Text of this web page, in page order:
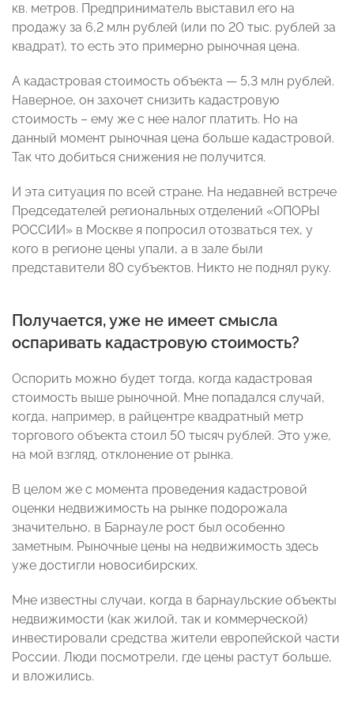
кв. метров. Предприниматель выставил его на
продажу за 6,2 млн рублей (или по 20 тыс. рублей за
квадрат), то есть это примерно рыночная цена.
А кадастровая стоимость объекта — 5,3 млн рублей.
Наверное, он захочет снизить кадастровую
стоимость – ему же с нее налог платить. Но на
данный момент рыночная цена больше кадастровой.
Так что добиться снижения не получится.
И эта ситуация по всей стране. На недавней встрече
Председателей региональных отделений «ОПОРЫ
РОССИИ» в Москве я попросил отозваться тех, у
кого в регионе цены упали, а в зале были
представители 80 субъектов. Никто не поднял руку.
Получается, уже не имеет смысла
оспаривать кадастровую стоимость?
Оспорить можно будет тогда, когда кадастровая
стоимость выше рыночной. Мне попадался случай,
когда, например, в райцентре квадратный метр
торгового объекта стоил 50 тысяч рублей. Это уже,
на мой взгляд, отклонение от рынка.
В целом же с момента проведения кадастровой
оценки недвижимость на рынке подорожала
значительно, в Барнауле рост был особенно
заметным. Рыночные цены на недвижимость здесь
уже достигли новосибирских.
Мне известны случаи, когда в барнаульские объекты
недвижимости (как жилой, так и коммерческой)
инвестировали средства жители европейской части
России. Люди посмотрели, где цены растут больше,
и вложились.